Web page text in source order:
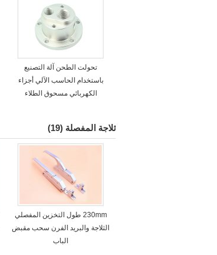
تحولت الطحن آلة التصنيع
باستخدام الحاسب الآلي أجزاء
الكهربائي مسحوق الطلاء
ثلاجة المفصلة (19)
230mm طول التخزين المفصلي
الثلاجة والبريد الفرن سحب مقبض
الباب